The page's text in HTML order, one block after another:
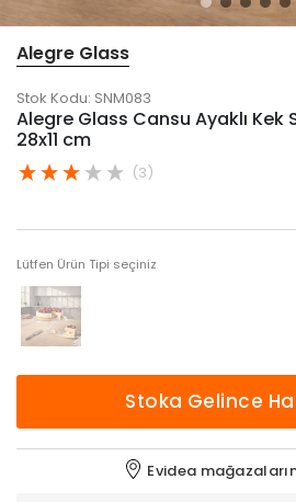
Alegre Glass
Stok Kodu: SNM083
Alegre Glass Cansu Ayaklı Kek
28x11 cm
(3)
Lütfen Ürün Tipi seçiniz
Stoka Gelince
Evidea